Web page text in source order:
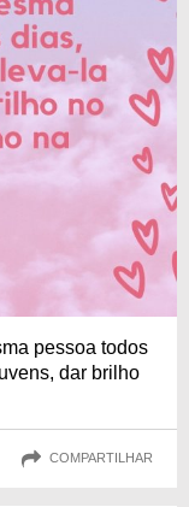
pessoa todos
dar brilho
COMPARTILHAR